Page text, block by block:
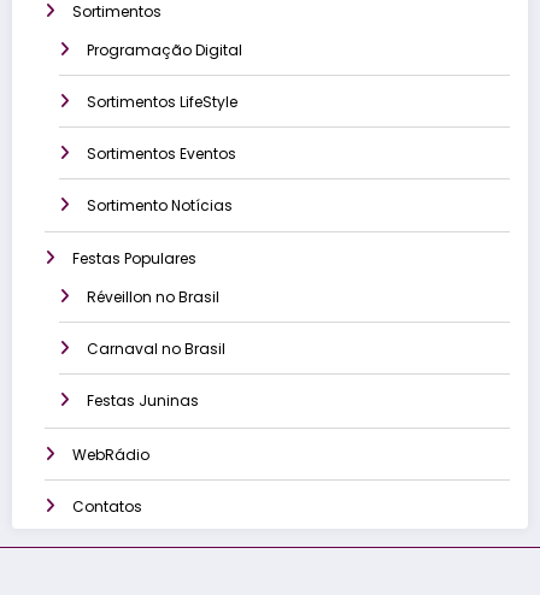
Sortimentos
Programação Digital
Sortimentos LifeStyle
Sortimentos Eventos
Sortimento Notícias
Festas Populares
Réveillon no Brasil
Carnaval no Brasil
Festas Juninas
WebRádio
Contatos